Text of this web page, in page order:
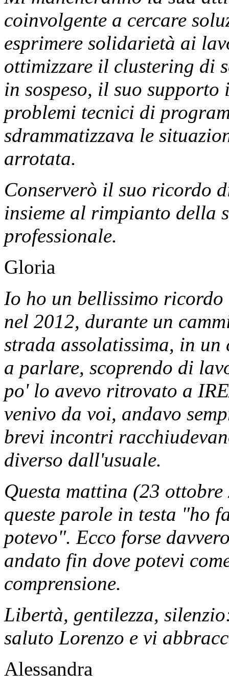
coinvolgente a cercare
esprimere solidarietà ai
ottimizzare il clustering di
in sospeso, il suo
problemi tecnici di
sdrammatizzava le
arrotata.
Conserverò il suo ricordo
insieme al rimpianto della
professionale.
Gloria
Io ho un bellissimo
nel 2012, durante un
strada assolatissima, in un
a parlare, scoprendo di
po' lo avevo ritrovato a
venivo da voi, andavo
brevi incontri
diverso dall'usuale.
Questa mattina (23
queste parole in testa "ho
potevo". Ecco forse
andato fin dove potevi
comprensione.
Libertà, gentilezza,
saluto Lorenzo e vi
Alessandra